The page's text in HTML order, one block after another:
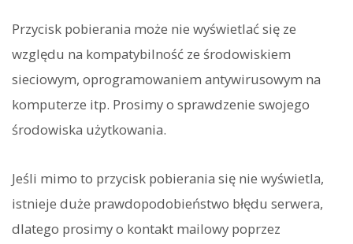
Przycisk pobierania może nie wyświetlać się ze
względu na kompatybilność ze środowiskiem
sieciowym, oprogramowaniem antywirusowym na
komputerze itp. Prosimy o sprawdzenie swojego
środowiska użytkowania.
Jeśli mimo to przycisk pobierania się nie wyświetla,
istnieje duże prawdopodobieństwo błędu serwera,
dlatego prosimy o kontakt mailowy poprzez